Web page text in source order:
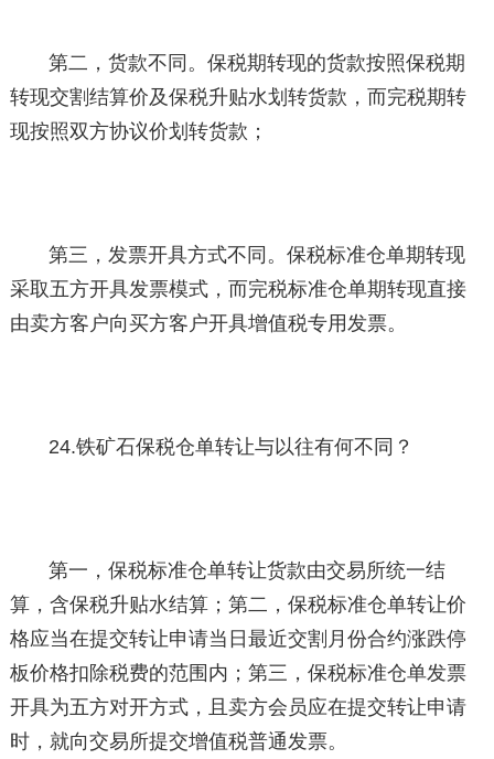
第二，货款不同。保税期转现的货款按照保税期
转现交割结算价及保税升贴水划转货款，而完税期转
现按照双方协议价划转货款；
第三，发票开具方式不同。保税标准仓单期转现
采取五方开具发票模式，而完税标准仓单期转现直接
由卖方客户向买方客户开具增值税专用发票。
24.铁矿石保税仓单转让与以往有何不同？
第一，保税标准仓单转让货款由交易所统一结
算，含保税升贴水结算；第二，保税标准仓单转让价
格应当在提交转让申请当日最近交割月份合约涨跌停
板价格扣除税费的范围内；第三，保税标准仓单发票
开具为五方对开方式，且卖方会员应在提交转让申请
时，就向交易所提交增值税普通发票。